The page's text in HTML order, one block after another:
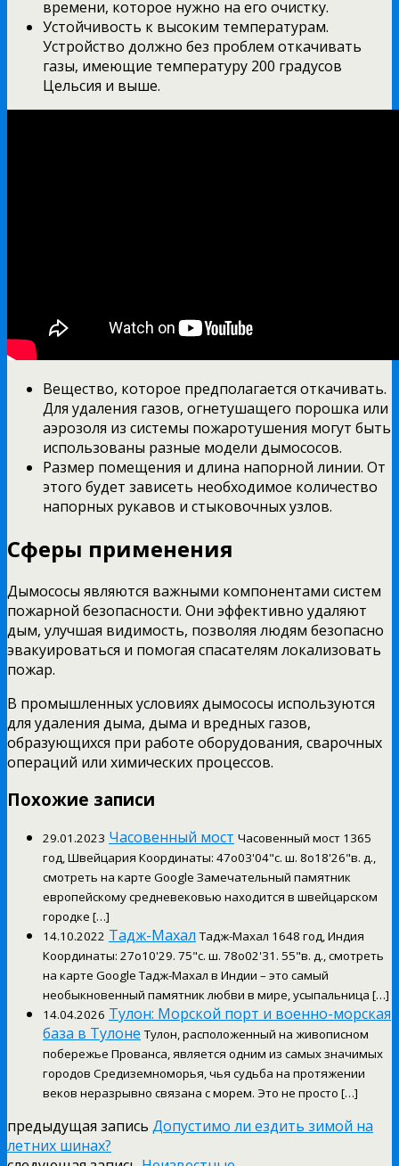
времени, которое нужно на его очистку.
Устойчивость к высоким температурам.
Устройство должно без проблем откачивать
газы, имеющие температуру 200 градусов
Цельсия и выше.
Вещество, которое предполагается откачивать.
Для удаления газов, огнетушащего порошка или
аэрозоля из системы пожаротушения могут быть
использованы разные модели дымососов.
Размер помещения и длина напорной линии. От
этого будет зависеть необходимое количество
напорных рукавов и стыковочных узлов.
Сферы применения
Дымососы являются важными компонентами систем
пожарной безопасности. Они эффективно удаляют
дым, улучшая видимость, позволяя людям безопасно
эвакуироваться и помогая спасателям локализовать
пожар.
В промышленных условиях дымососы используются
для удаления дыма, дыма и вредных газов,
образующихся при работе оборудования, сварочных
операций или химических процессов.
Похожие записи
29.01.2023 Часовенный мост Часовенный мост 1365
год, Швейцария Координаты: 47o03'04"с. ш. 8o18'26"в. д.,
смотреть на карте Google Замечательный памятник
европейскому средневековью находится в швейцарском
городке […]
14.10.2022 Тадж-Махал Тадж-Махал 1648 год, Индия
Координаты: 27o10'29. 75"с. ш. 78o02'31. 55"в. д., смотреть
на карте Google Тадж-Махал в Индии – это самый
необыкновенный памятник любви в мире, усыпальница […]
14.04.2026 Тулон: Морской порт и военно-морская
база в Тулоне Тулон, расположенный на живописном
побережье Прованса, является одним из самых значимых
городов Средиземноморья, чья судьба на протяжении
веков неразрывно связана с морем. Это не просто […]
предыдущая запись Допустимо ли ездить зимой на
летних шинах?